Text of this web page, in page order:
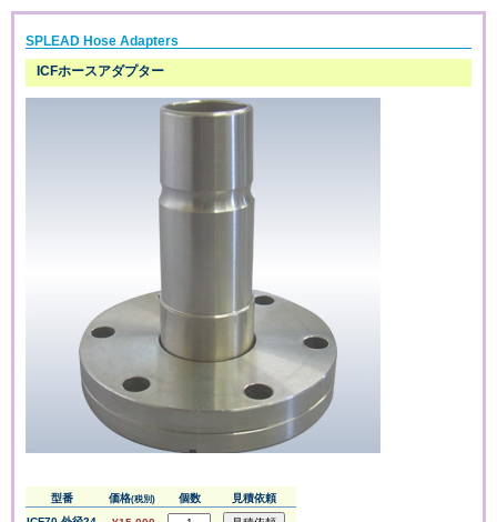
SPLEAD Hose Adapters
ICFホースアダプター
型番 価格(税別) 個数
見積依頼